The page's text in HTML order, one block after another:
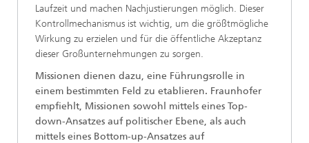
Laufzeit und machen Nachjustierungen möglich. Dieser
Kontrollmechanismus ist wichtig, um die größtmögliche
Wirkung zu erzielen und für die öffentliche Akzeptanz
dieser Großunternehmungen zu sorgen.
Missionen dienen dazu, eine Führungsrolle in
einem bestimmten Feld zu etablieren. Fraunhofer
empfiehlt, Missionen sowohl mittels eines Top-
down-Ansatzes auf politischer Ebene, als auch
mittels eines Bottom-up-Ansatzes auf